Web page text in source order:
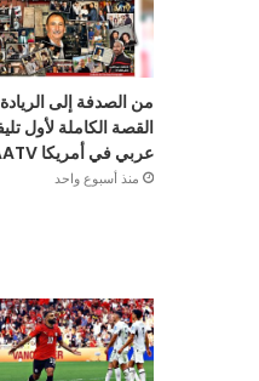
من الصدفة إلى
القصة الكاملة لأول
عربي في أمريكا AATV
منذ أسبوع واحد